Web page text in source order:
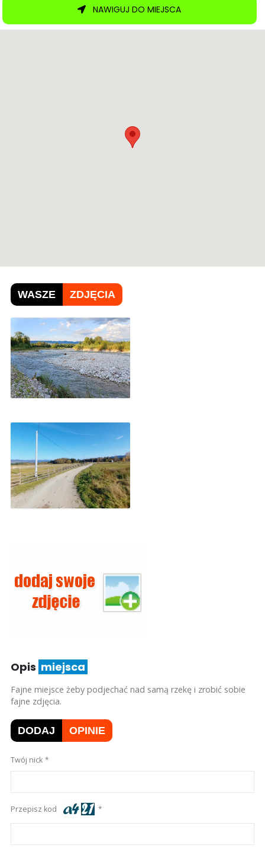
NAWIGUJ DO MIEJSCA
WASZE ZDJĘCIA
Opis miejsca
Fajne miejsce żeby podjechać nad samą rzekę i zrobić sobie
fajne zdjęcia.
DODAJ OPINIE
Twój nick
Przepisz kod